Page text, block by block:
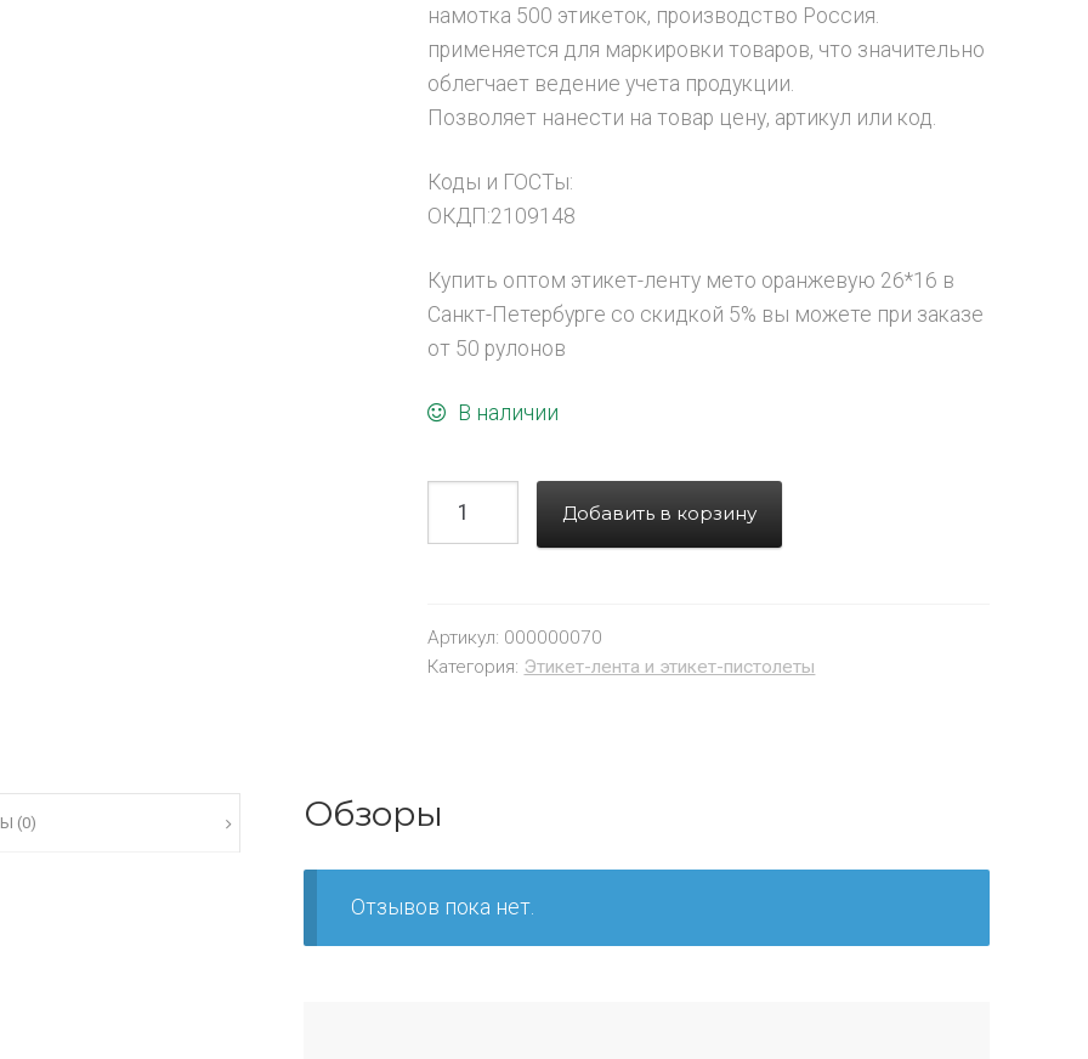
намотка 500 этикеток, производство Россия.
применяется для маркировки товаров, что значительно
облегчает ведение учета продукции.
Позволяет нанести на товар цену, артикул или код.
Коды и ГОСТы:
ОКДП:2109148
Купить оптом этикет-ленту мето оранжевую 26*16 в
Санкт-Петербурге со скидкой 5% вы можете при заказе
от 50 рулонов
В наличии
Добавить в корзину
Артикул: 000000070
Категория: Этикет-лента и этикет-пистолеты
(0) Обзоры
Отзывов пока нет.